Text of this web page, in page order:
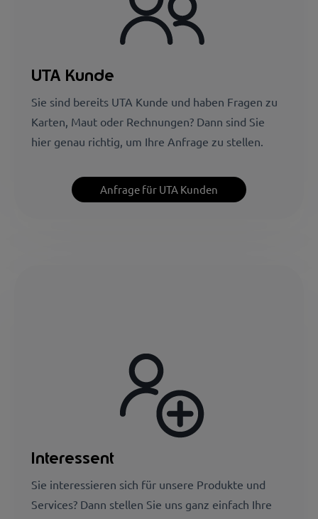
UTA Kunde
Sie sind bereits UTA Kunde und haben Fragen zu
Karten, Maut oder Rechnungen? Dann sind Sie
hier genau richtig, um Ihre Anfrage zu stellen.
Anfrage für UTA Kunden
Interessent
Sie interessieren sich für unsere Produkte und
Services? Dann stellen Sie uns ganz einfach Ihre